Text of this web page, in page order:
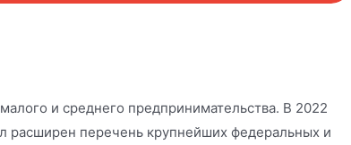
и среднего предпринимательства. В 2022
расширен перечень крупнейших федеральных и